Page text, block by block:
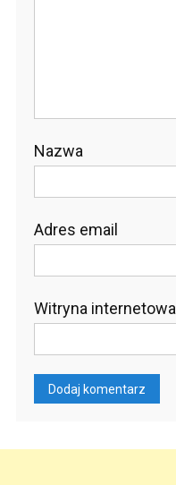
Nazwa
Adres email
Witryna internetowa